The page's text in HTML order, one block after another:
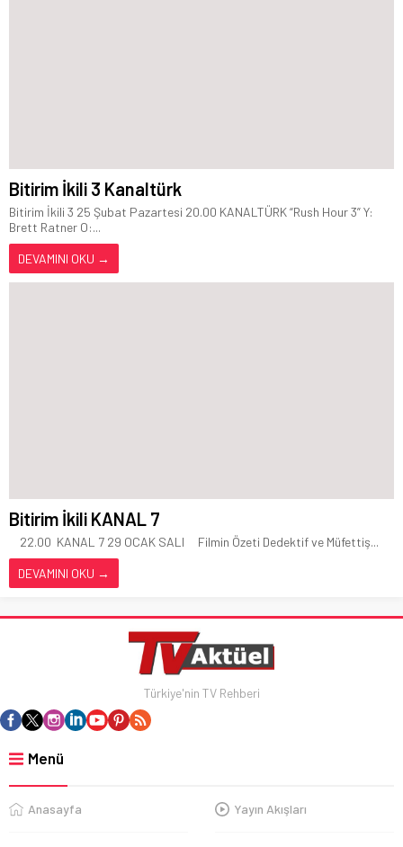
Bitirim İkili 3 Kanaltürk
Bitirim İkili 3 25 Şubat Pazartesi 20.00 KANALTÜRK “Rush Hour 3” Y:
Brett Ratner O:...
DEVAMINI OKU →
Bitirim İkili KANAL 7
22.00 KANAL 7 29 OCAK SALI Filmin Özeti Dedektif ve Müfettiş...
DEVAMINI OKU →
Türkiye'nin TV Rehberi
Menü
Anasayfa Yayın Akışları